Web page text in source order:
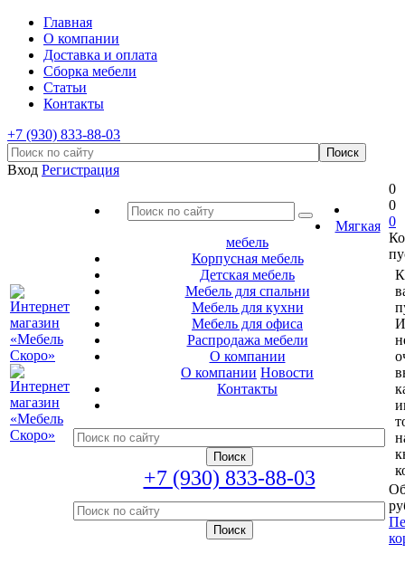
Главная
О компании
Доставка и оплата
Сборка мебели
Статьи
Контакты
+7 (930) 833-88-03
Вход Регистрация
Мягкая
мебель
Корпусная мебель
Детская мебель
Мебель для спальни
Мебель для кухни
Мебель для офиса
Распродажа мебели
О компании
О компании Новости
Контакты
+7 (930) 833-88-03
0
0
0